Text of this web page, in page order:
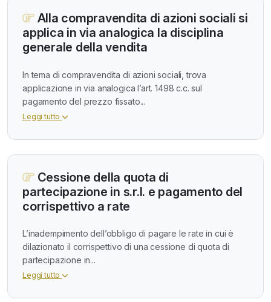
Alla compravendita di azioni sociali si
applica in via analogica la disciplina
generale della vendita
In tema di compravendita di azioni sociali, trova
applicazione in via analogica l’art. 1498 c.c. sul
pagamento del prezzo fissato...
Leggi tutto
Cessione della quota di
partecipazione in s.r.l. e pagamento del
corrispettivo a rate
L’inadempimento dell’obbligo di pagare le rate in cui è
dilazionato il corrispettivo di una cessione di quota di
partecipazione in...
Leggi tutto